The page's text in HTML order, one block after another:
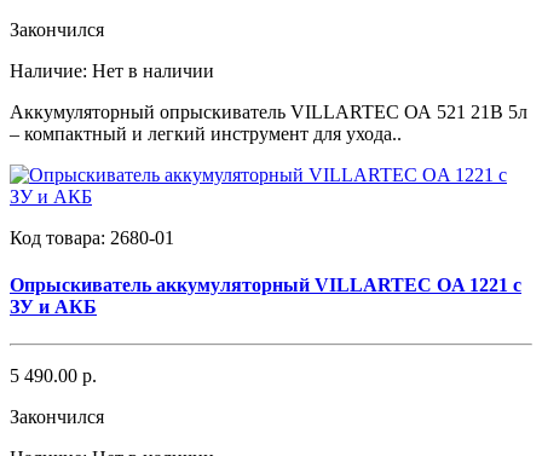
Закончился
Наличие: Нет в наличии
Аккумуляторный опрыскиватель VILLARTEC ОА 521 21В 5л
– компактный и легкий инструмент для ухода..
Код товара: 2680-01
Опрыскиватель аккумуляторный VILLARTEC OA 1221 с
ЗУ и АКБ
5 490.00 р.
Закончился